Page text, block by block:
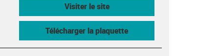
Visiter le site
Télécharger la plaquette